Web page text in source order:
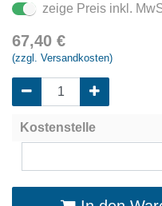
zeige Preis inkl.
67,40 €
(zzgl. Versandkosten)
Kostenstelle